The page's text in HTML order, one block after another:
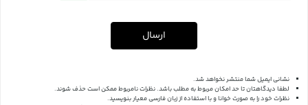
ارسال
نشانی ایمیل شما منتشر نخواهد شد.
لطفا دیدگاهتان تا حد امکان مربوط به مطلب باشد. نظرات نامربوط ممکن است حذف شوند.
نظرات خود را به صورت خوانا و با استفاده از زبان فارسی معیار بنویسید.